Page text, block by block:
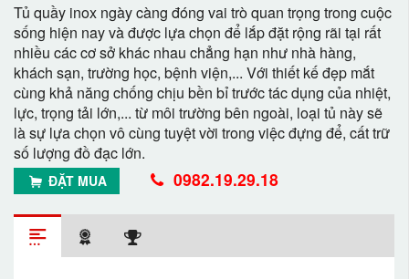
Tủ quầy inox ngày càng đóng vai trò quan trọng trong cuộc
sống hiện nay và được lựa chọn để lắp đặt rộng rãi tại rất
nhiều các cơ sở khác nhau chẳng hạn như nhà hàng,
khách sạn, trường học, bệnh viện,... Với thiết kế đẹp mắt
cùng khả năng chống chịu bền bỉ trước tác dụng của nhiệt,
lực, trọng tải lớn,... từ môi trường bên ngoài, loại tủ này sẽ
là sự lựa chọn vô cùng tuyệt vời trong việc đựng để, cất trữ
số lượng đồ đạc lớn.
ĐẶT MUA 0982.19.29.18